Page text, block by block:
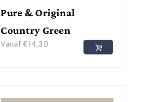
Pure & Original
Country Green
Vanaf €14,30